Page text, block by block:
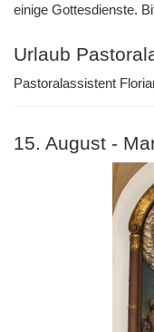
einige Gottesdienste.
Urlaub
Pastoralassistent
15. August -